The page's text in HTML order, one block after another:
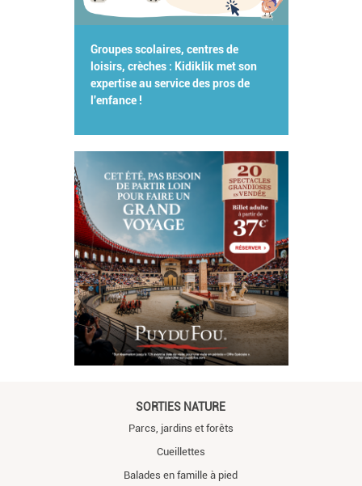
Groupes scolaires, centres de
loisirs, crèches : Kidiklik met son
expertise au service des pros de
l'enfance !
SORTIES NATURE
Parcs, jardins et forêts
Cueillettes
Balades en famille à pied